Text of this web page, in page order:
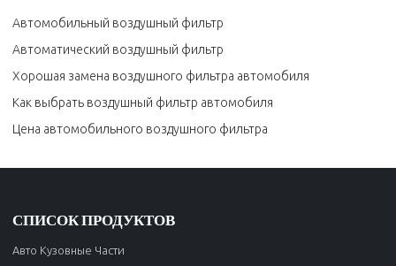
Автомобильный воздушный фильтр
Автоматический воздушный фильтр
Хорошая замена воздушного фильтра автомобиля
Как выбрать воздушный фильтр автомобиля
Цена автомобильного воздушного фильтра
СПИСОК ПРОДУКТОВ
Авто Кузовные Части